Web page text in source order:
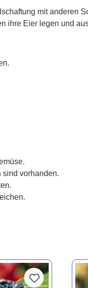
mit anderen
ihre Eier legen und
sind vorhanden.